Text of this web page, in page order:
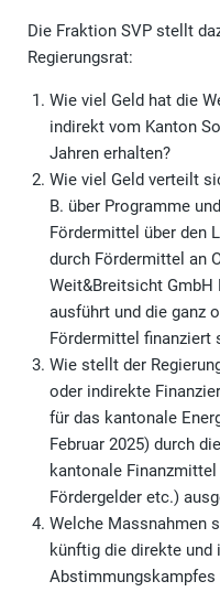
Die Fraktion SVP stellt
Regierungsrat:
Wie viel Geld hat die
indirekt vom Kanton
Jahren erhalten?
Wie viel Geld verteilt
B. über Programme
Fördermittel über den
durch Fördermittel an
Weit&Breitsicht GmbH
ausführt und die ganz
Fördermittel finanziert
Wie stellt der
oder indirekte
für das kantonale
Februar 2025) durch
kantonale
Fördergelder etc.)
Welche Massnahmen
künftig die direkte und